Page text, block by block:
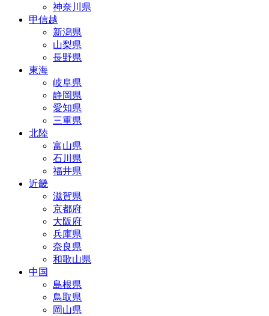
神奈川県
甲信越
新潟県
山梨県
長野県
東海
岐阜県
静岡県
愛知県
三重県
北陸
富山県
石川県
福井県
近畿
滋賀県
京都府
大阪府
兵庫県
奈良県
和歌山県
中国
島根県
鳥取県
岡山県